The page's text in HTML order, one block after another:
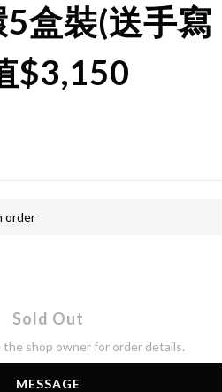
盒裝(送手寫
$3,150
order
Sold Out
the shop owner for order details.
MESSAGE